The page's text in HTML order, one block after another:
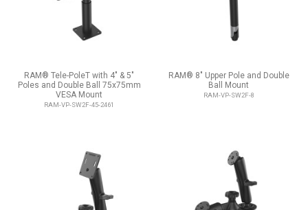
RAM® Tele-PoleT with 4" & 5"
Poles and Double Ball 75x75mm
VESA Mount
RAM-VP-SW2F-45-2461
RAM® 8" Upper Pole and Double
Ball Mount
RAM-VP-SW2F-8